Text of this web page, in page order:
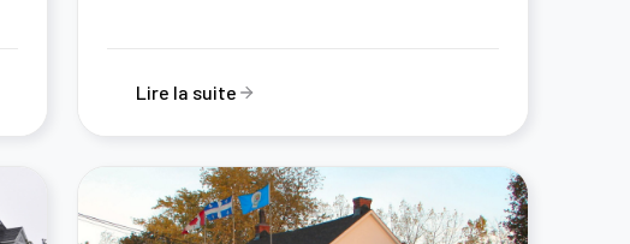
Lire la suite